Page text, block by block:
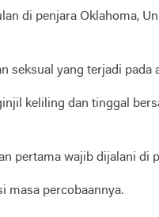
di penjara Oklahoma,
seksual yang terjadi pada
keliling dan tinggal
pertama wajib dijalani di
masa percobaannya.